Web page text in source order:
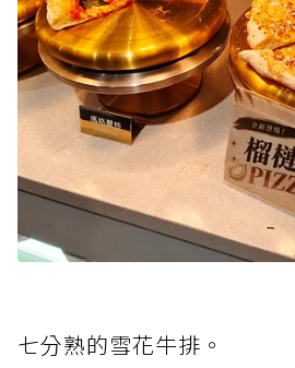
七分熟的雪花牛排。